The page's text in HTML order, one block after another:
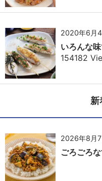
2020年6月4
いろんな
154182
新
2026年8月7
ごろごろ